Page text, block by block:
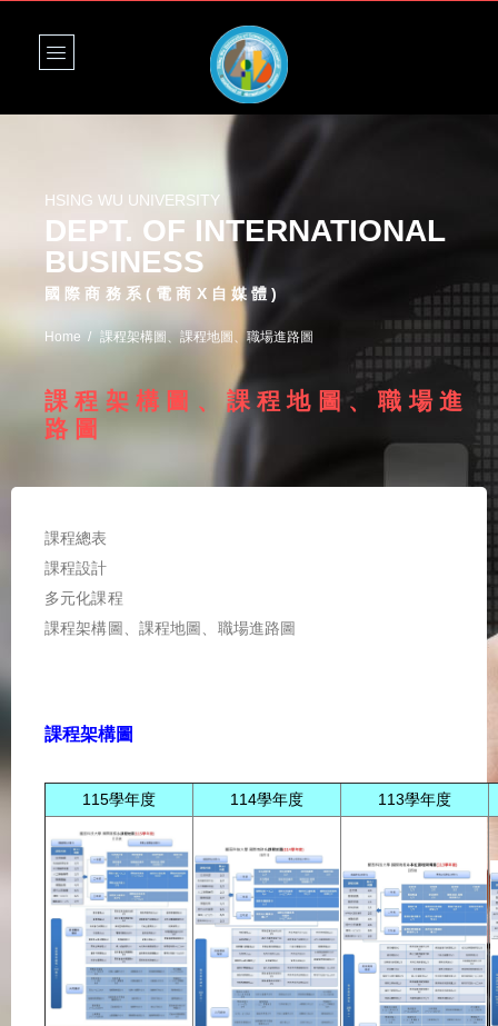
HSING WU UNIVERSITY
DEPT. OF INTERNATIONAL
BUSINESS
國際商務系(電商X自媒體)
Home 課程架構圖、課程地圖、職場進路圖
課程架構圖、課程地圖、職場進
路圖
課程總表
課程設計
多元化課程
課程架構圖、課程地圖、職場進路圖
課程架構圖
115學年度 114學年度 113學年度